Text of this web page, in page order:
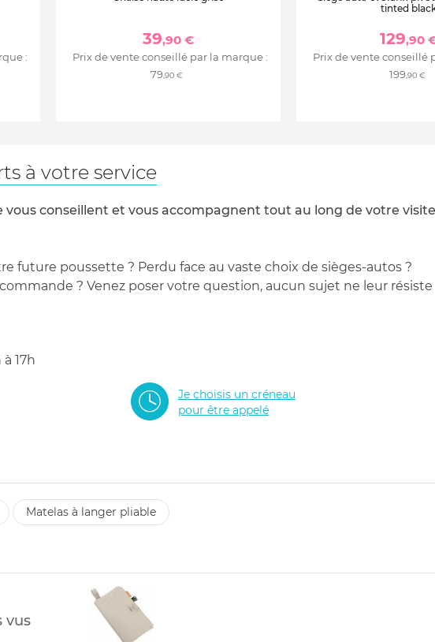
:
39,90 €
Prix de vente conseillé par la marque :
79,90 €
tinted
129,90
Prix de vente conseillé
199,90 €
à votre service
conseillent et vous accompagnent tout au long de votre visite
future poussette ? Perdu face au vaste choix de sièges-autos ?
? Venez poser votre question, aucun sujet ne leur résiste
17h
Je choisis un créneau
pour être appelé
matelas à langer pliable
vus